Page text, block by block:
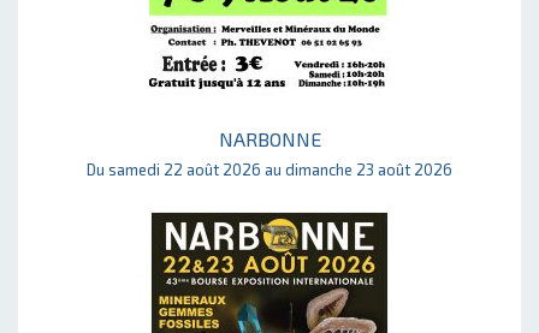
NARBONNE
Du samedi 22 août 2026 au dimanche 23 août 2026